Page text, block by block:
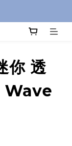
你 透
Wave